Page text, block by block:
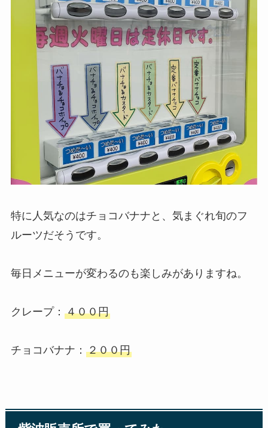
特に人気なのはチョコバナナと、気まぐれ旬のフ
ルーツだそうです。
毎日メニューが変わるのも楽しみがありますね。
クレープ： ４００円
チョコバナナ： ２００円